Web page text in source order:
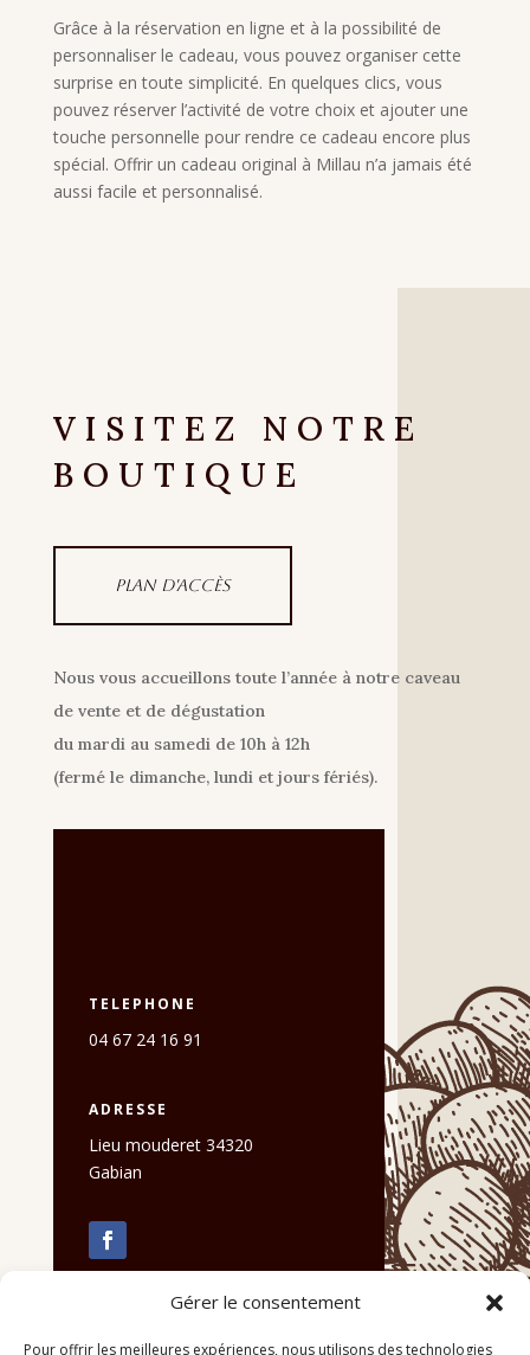
Gérer le consentement
Pour offrir les meilleures expériences, nous utilisons des technologies
Grâce à la réservation en ligne et à la possibilité de
personnaliser le cadeau, vous pouvez organiser cette
surprise en toute simplicité. En quelques clics, vous
pouvez réserver l’activité de votre choix et ajouter une
touche personnelle pour rendre ce cadeau encore plus
spécial. Offrir un cadeau original à Millau n’a jamais été
aussi facile et personnalisé.
VISITEZ NOTRE
BOUTIQUE
Plan d'accès
Nous vous accueillons toute l’année à notre caveau
de vente et de dégustation
du mardi au samedi de 10h à 12h
(fermé le dimanche, lundi et jours fériés).
TELEPHONE
04 67 24 16 91
ADRESSE
Lieu mouderet 34320
Gabian